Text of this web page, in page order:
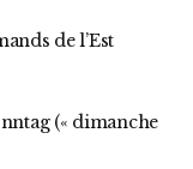
de l’Est
(« dimanche